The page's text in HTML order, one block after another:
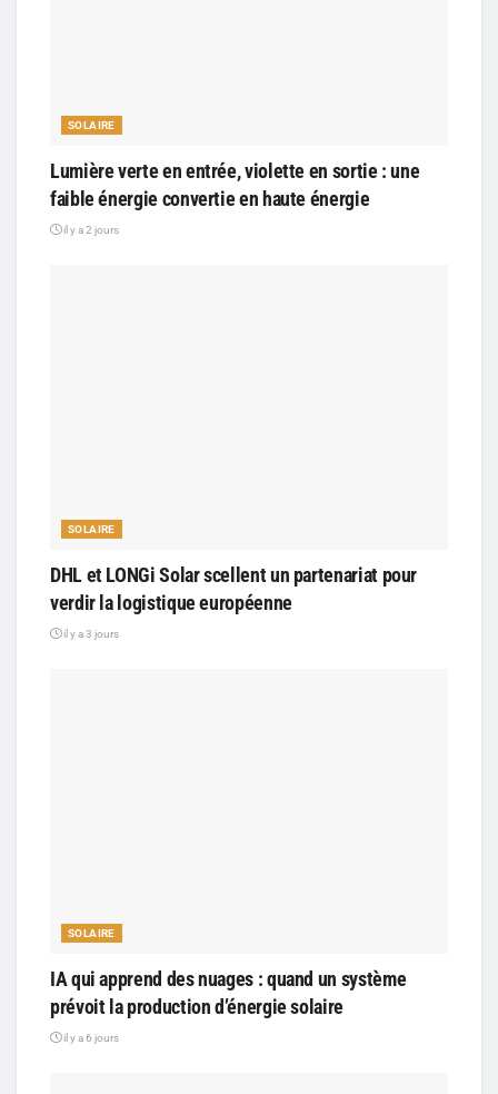
SOLAIRE
Lumière verte en entrée, violette en sortie : une
faible énergie convertie en haute énergie
il y a 2 jours
SOLAIRE
DHL et LONGi Solar scellent un partenariat pour
verdir la logistique européenne
il y a 3 jours
SOLAIRE
IA qui apprend des nuages : quand un système
prévoit la production d’énergie solaire
il y a 6 jours